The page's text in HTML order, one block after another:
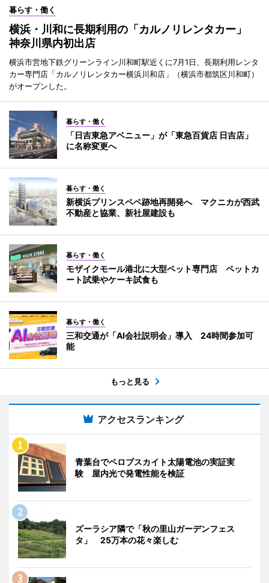
暮らす・働く
横浜・川和に長期利用の「カルノリレンタカー」
神奈川県内初出店
横浜市営地下鉄グリーンライン川和町駅近くに7月1日、長期利用レンタ
カー専門店「カルノリレンタカー横浜川和店」（横浜市都筑区川和町）
がオープンした。
暮らす・働く
「日吉東急アベニュー」が「東急百貨店 日吉店」
に名称変更へ
暮らす・働く
新横浜プリンスペペ跡地再開発へ マクニカが西武
不動産と協業、新社屋建設も
暮らす・働く
モザイクモール港北に大型ペット専門店 ペットカ
ート試乗やケーキ試食も
暮らす・働く
三和交通が「AI会社説明会」導入 24時間参加可
能
もっと見る
アクセスランキング
青葉台でペロブスカイト太陽電池の実証実
験 屋内光で発電性能を検証
ズーラシア隣で「秋の里山ガーデンフェス
タ」 25万本の花々楽しむ